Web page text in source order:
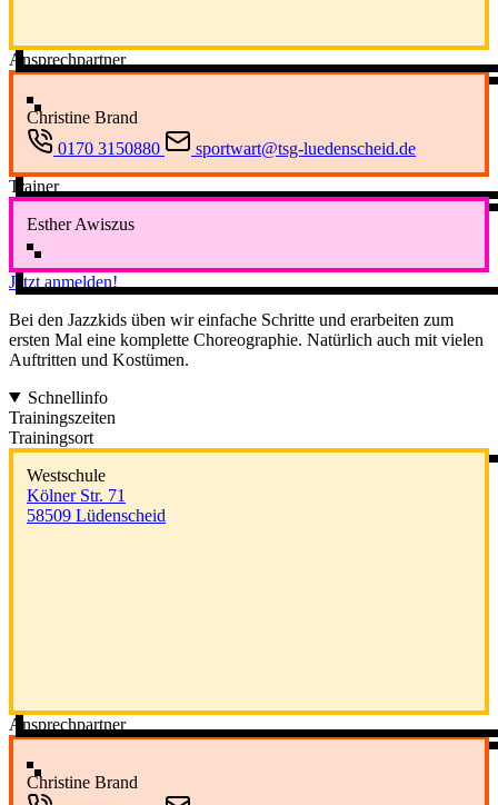
Ansprechpartner
Christine Brand
0170 3150880
sportwart@tsg-luedenscheid.de
Trainer
Esther Awiszus
Jetzt anmelden!
Bei den Jazzkids üben wir einfache Schritte und erarbeiten zum
ersten Mal eine komplette Choreographie. Natürlich auch mit vielen
Auftritten und Kostümen.
Schnellinfo
Trainingszeiten
Trainingsort
Westschule
Kölner Str. 71
58509 Lüdenscheid
Ansprechpartner
Christine Brand